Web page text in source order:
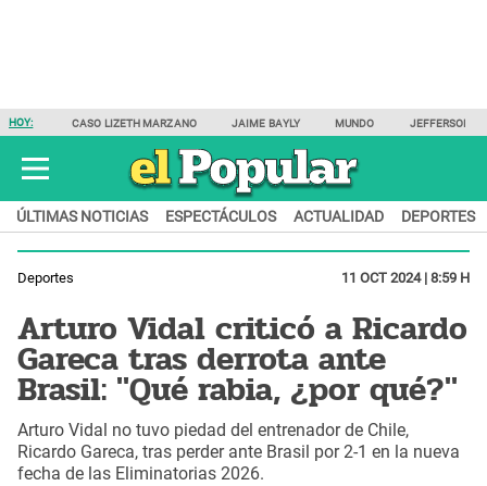
HOY: CASO LIZETH MARZANO JAIME BAYLY MUNDO JEFFERSON
ÚLTIMAS NOTICIAS ESPECTÁCULOS ACTUALIDAD DEPORTES
Deportes 11 OCT 2024 | 8:59 H
Arturo Vidal criticó a Ricardo
Gareca tras derrota ante
Brasil: "Qué rabia, ¿por qué?"
Arturo Vidal no tuvo piedad del entrenador de Chile,
Ricardo Gareca, tras perder ante Brasil por 2-1 en la nueva
fecha de las Eliminatorias 2026.